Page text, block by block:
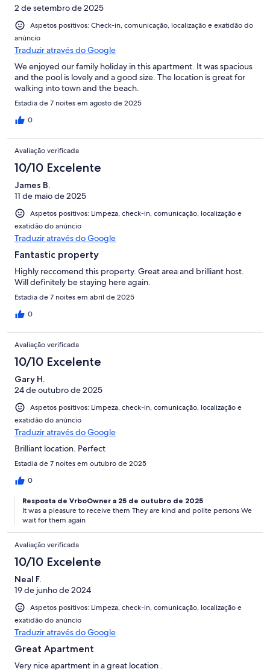
2 de setembro de 2025
Aspetos positivos: Check-in, comunicação, localização e exatidão do
anúncio
Traduzir através do Google
We enjoyed our family holiday in this apartment. It was spacious
and the pool is lovely and a good size. The location is great for
walking into town and the beach.
Estadia de 7 noites em agosto de 2025
0
Avaliação verificada
10/10 Excelente
James B.
11 de maio de 2025
Aspetos positivos: Limpeza, check-in, comunicação, localização e
exatidão do anúncio
Traduzir através do Google
Fantastic property
Highly reccomend this property. Great area and brilliant host.
Will definitely be staying here again.
Estadia de 7 noites em abril de 2025
0
Avaliação verificada
10/10 Excelente
Gary H.
24 de outubro de 2025
Aspetos positivos: Limpeza, check-in, comunicação, localização e
exatidão do anúncio
Traduzir através do Google
Brilliant location. Perfect
Estadia de 7 noites em outubro de 2025
0
Resposta de VrboOwner a 25 de outubro de 2025
It was a pleasure to receive them They are kind and polite persons We
wait for them again
Avaliação verificada
10/10 Excelente
Neal F.
19 de junho de 2024
Aspetos positivos: Limpeza, check-in, comunicação, localização e
exatidão do anúncio
Traduzir através do Google
Great Apartment
Very nice apartment in a great location .